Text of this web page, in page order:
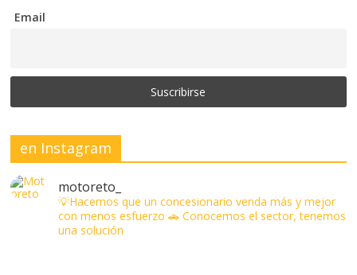
Email
en Instagram
motoreto_
💡Hacemos que un concesionario venda más y mejor
con menos esfuerzo 🚗 Conocemos el sector, tenemos
una solución